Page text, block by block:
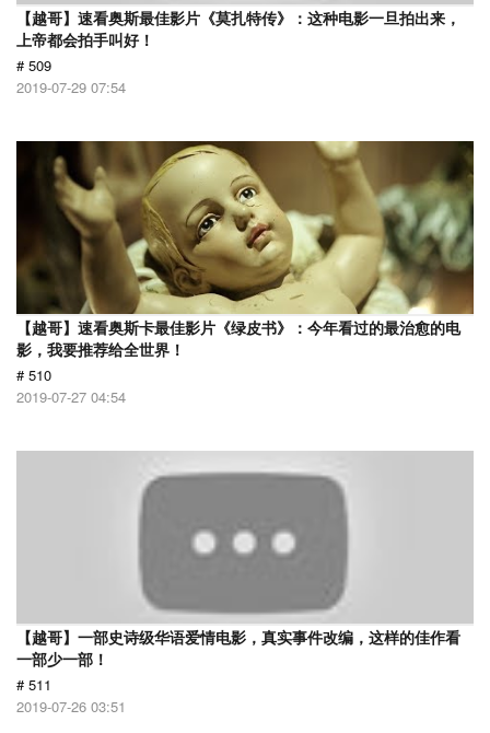
【越哥】速看奥斯最佳影片《莫扎特传》：这种电影一旦拍出来，
上帝都会拍手叫好！
# 509
2019-07-29 07:54
【越哥】速看奥斯卡最佳影片《绿皮书》：今年看过的最治愈的电
影，我要推荐给全世界！
# 510
2019-07-27 04:54
【越哥】一部史诗级华语爱情电影，真实事件改编，这样的佳作看
一部少一部！
# 511
2019-07-26 03:51